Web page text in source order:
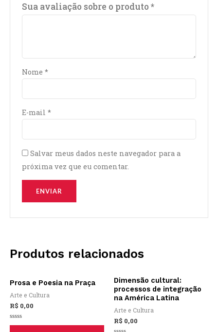
Sua avaliação sobre o produto*
Nome*
E-mail*
Salvar meus dados neste navegador para a
próxima vez que eu comentar.
Produtos relacionados
Prosa e Poesia na Praça
Arte e Cultura
R$ 0,00
Avaliação
Dimensão cultural:
processos de integração
na América Latina
Arte e Cultura
R$ 0,00